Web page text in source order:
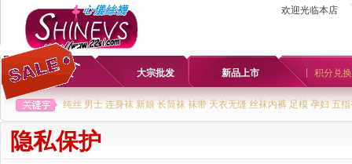
欢迎光临本店
首页 大宗批发 新品上市 积分兑换
纯丝 男士 连身袜 新娘 长筒袜 袜带 天衣无缝 丝袜内裤 足模 孕妇 五
隐私保护